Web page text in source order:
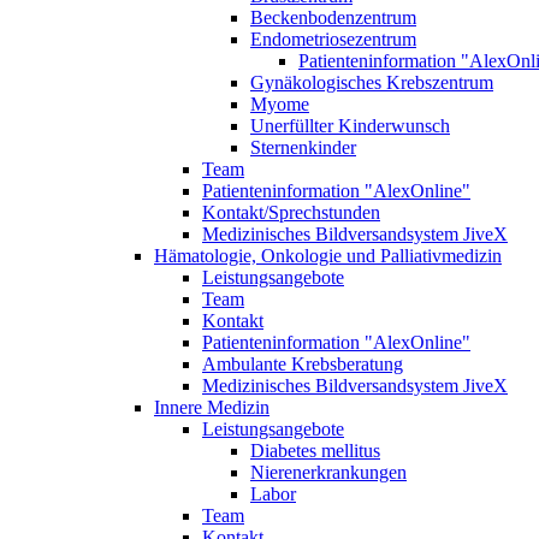
Beckenbodenzentrum
Endometriosezentrum
Patienteninformation
Gynäkologisches Krebszentrum
Myome
Unerfüllter Kinderwunsch
Sternenkinder
Team
Patienteninformation "AlexOnline"
Kontakt/Sprechstunden
Medizinisches Bildversandsystem JiveX
Hämatologie, Onkologie und Palliativmedizin
Leistungsangebote
Team
Kontakt
Patienteninformation "AlexOnline"
Ambulante Krebsberatung
Medizinisches Bildversandsystem JiveX
Innere Medizin
Leistungsangebote
Diabetes mellitus
Nierenerkrankungen
Labor
Team